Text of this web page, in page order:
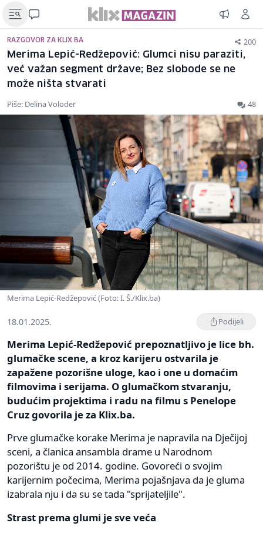
RAZGOVOR ZA KLIX.BA 200
Merima Lepić-Redžepović: Glumci nisu paraziti,
već važan segment države; Bez slobode se ne
može ništa stvarati
Piše: Delina Voloder 48
Merima Lepić-Redžepović (Foto: I. Š./Klix.ba)
18.01.2025. Podijeli
Merima Lepić-Redžepović prepoznatljivo je lice bh.
glumačke scene, a kroz karijeru ostvarila je
zapažene pozorišne uloge, kao i one u domaćim
filmovima i serijama. O glumačkom stvaranju,
budućim projektima i radu na filmu s Penelope
Cruz govorila je za Klix.ba.
Prve glumačke korake Merima je napravila na Dječijoj
sceni, a članica ansambla drame u Narodnom
pozorištu je od 2014. godine. Govoreći o svojim
karijernim počecima, Merima pojašnjava da je gluma
izabrala nju i da su se tada "sprijateljile".
Strast prema glumi je sve veća